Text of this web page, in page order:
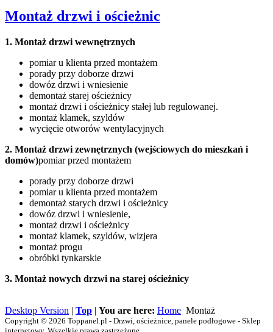
Montaż drzwi i ościeżnic
1. Montaż drzwi wewnętrznych
pomiar u klienta przed montażem
porady przy doborze drzwi
dowóz drzwi i wniesienie
demontaż starej ościeżnicy
montaż drzwi i ościeżnicy stałej lub regulowanej.
montaż klamek, szyldów
wycięcie otworów wentylacyjnych
2. Montaż drzwi zewnętrznych (wejściowych do mieszkań i
domów)pomiar przed montażem
porady przy doborze drzwi
pomiar u klienta przed montażem
demontaż starych drzwi i ościeżnicy
dowóz drzwi i wniesienie,
montaż drzwi i ościeżnicy
montaż klamek, szyldów, wizjera
montaż progu
obróbki tynkarskie
3. Montaż nowych drzwi na starej ościeżnicy
Desktop Version | Top | You are here: Home Montaż
Copyright © 2026 Toppanel.pl - Drzwi, ościeżnice, panele podłogowe - Sklep